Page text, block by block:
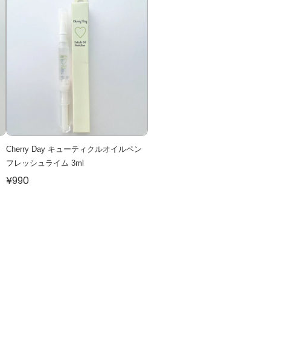
Cherry Day キューティクルオイルペン
フレッシュライム 3ml
¥990